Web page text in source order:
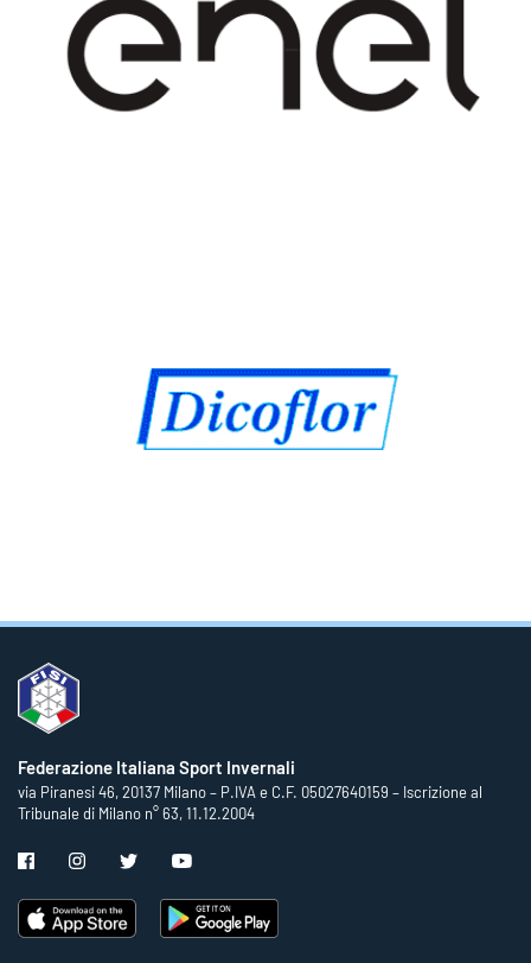
Federazione Italiana Sport Invernali
via Piranesi 46, 20137 Milano – P.IVA e C.F. 05027640159 – Iscrizione al
Tribunale di Milano n° 63, 11.12.2004